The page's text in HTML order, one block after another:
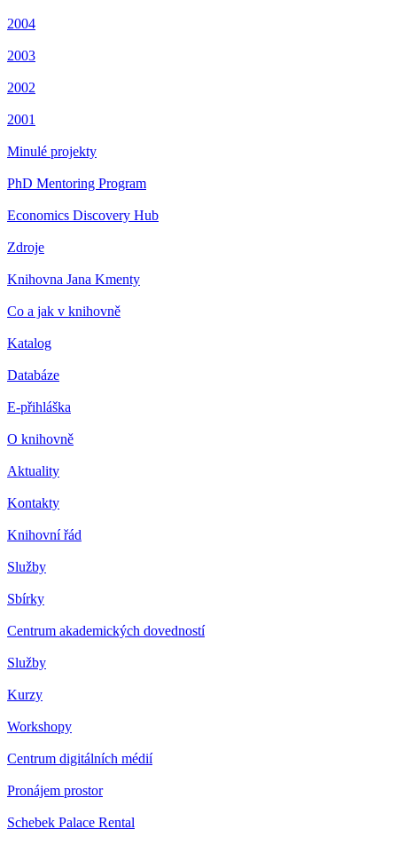
2004
2003
2002
2001
Minulé projekty
PhD Mentoring Program
Economics Discovery Hub
Zdroje
Knihovna Jana Kmenty
Co a jak v knihovně
Katalog
Databáze
E-přihláška
O knihovně
Aktuality
Kontakty
Knihovní řád
Služby
Sbírky
Centrum akademických dovedností
Služby
Kurzy
Workshopy
Centrum digitálních médií
Pronájem prostor
Schebek Palace Rental